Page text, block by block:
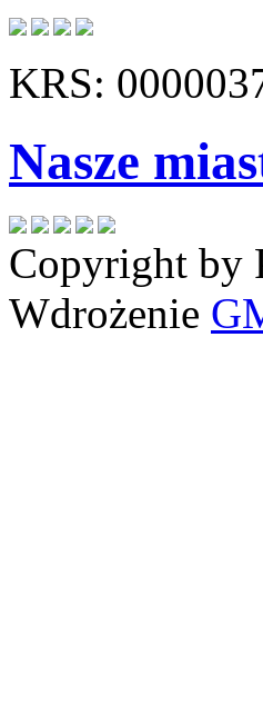
KRS:
Nasze
Copyright by
Wdrożenie